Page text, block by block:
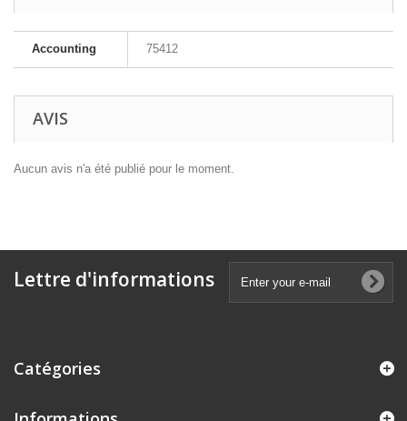
Accounting 75412
AVIS
Aucun avis n'a été publié pour le moment.
Lettre d'informations
Catégories